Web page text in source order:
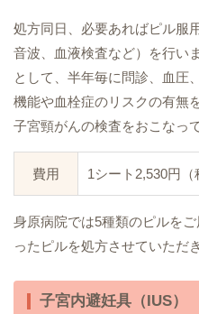
処方同日、必要あればピル服
音波、血液検査など）を行い
として、半年毎に問診、血圧
機能や血栓症のリスクの有無
子宮頸がんの検査をおこなっ
費用 1シート2,530円
身原病院では5種類のピルを
ったピルを処方させていただ
子宮内避妊具（IUS）